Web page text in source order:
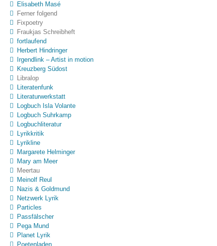
Elisabeth Masé
Ferner folgend
Fixpoetry
Fraukjas Schreibheft
fortlaufend
Herbert Hindringer
Irgendlink – Artist in motion
Kreuzberg Südost
Libralop
Literatenfunk
Literaturwerkstatt
Logbuch Isla Volante
Logbuch Suhrkamp
Logbuchliteratur
Lyrikkritik
Lyrikline
Margarete Helminger
Mary am Meer
Meertau
Meinolf Reul
Nazis & Goldmund
Netzwerk Lyrik
Particles
Passfälscher
Pega Mund
Planet Lyrik
Poetenladen